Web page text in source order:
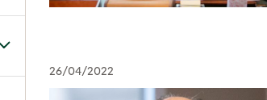
Alternar el submenú para Nuestras voces
26/04/2022